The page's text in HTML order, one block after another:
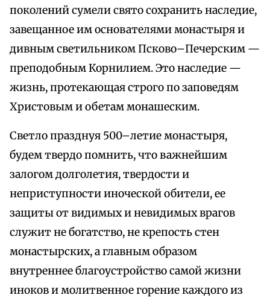
поколений сумели свято сохранить наследие,
завещанное им основателями монастыря и
дивным светильником Псково–Печерским —
преподобным Корнилием. Это наследие —
жизнь, протекающая строго по заповедям
Христовым и обетам монашеским.
Светло празднуя 500–летие монастыря,
будем твердо помнить, что важнейшим
залогом долголетия, твердости и
неприступности иноческой обители, ее
защиты от видимых и невидимых врагов
служит не богатство, не крепость стен
монастырских, а главным образом
внутреннее благоустройство самой жизни
иноков и молитвенное горение каждого из